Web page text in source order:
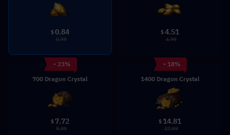
$0.84
0.99
$4.51
4.99
- 23%
700 Dragon Crystal
$ 7.72
9.99
- 18%
1400 Dragon Crystal
$ 14.81
17.99